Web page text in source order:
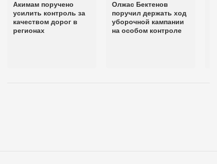
Акимам поручено
усилить контроль за
качеством дорог в
регионах
Олжас Бектенов
поручил держать ход
уборочной кампании
на особом контроле